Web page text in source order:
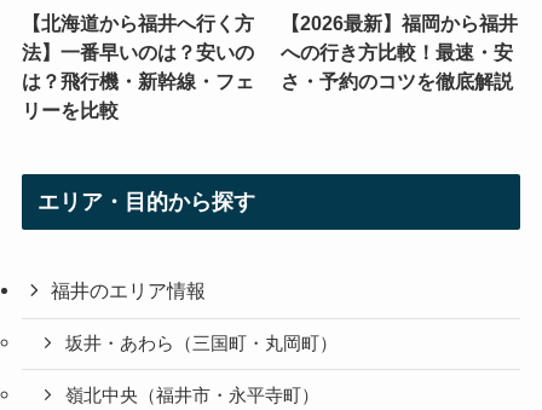
【北海道から福井へ行く方
法】一番早いのは？安いの
は？飛行機・新幹線・フェ
リーを比較
【2026最新】福岡から福井
への行き方比較！最速・安
さ・予約のコツを徹底解説
エリア・目的から探す
福井のエリア情報
坂井・あわら（三国町・丸岡町）
嶺北中央（福井市・永平寺町）